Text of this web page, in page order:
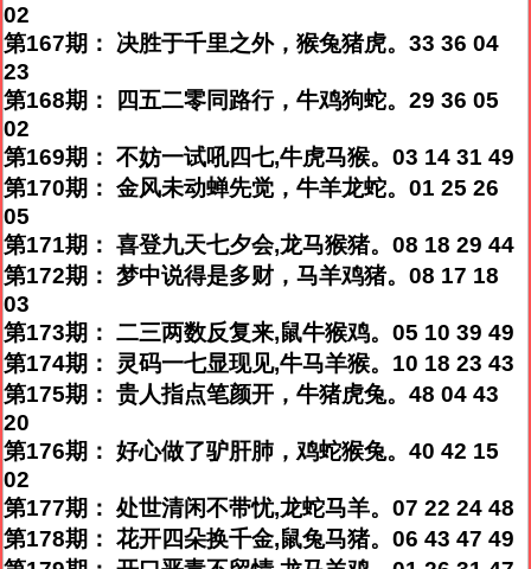
02
第167期： 决胜于千里之外，猴兔猪虎。33 36 04
23
第168期： 四五二零同路行，牛鸡狗蛇。29 36 05
02
第169期： 不妨一试吼四七,牛虎马猴。03 14 31 49
第170期： 金风未动蝉先觉，牛羊龙蛇。01 25 26
05
第171期： 喜登九天七夕会,龙马猴猪。08 18 29 44
第172期： 梦中说得是多财，马羊鸡猪。08 17 18
03
第173期： 二三两数反复来,鼠牛猴鸡。05 10 39 49
第174期： 灵码一七显现见,牛马羊猴。10 18 23 43
第175期： 贵人指点笔颜开，牛猪虎兔。48 04 43
20
第176期： 好心做了驴肝肺，鸡蛇猴兔。40 42 15
02
第177期： 处世清闲不带忧,龙蛇马羊。07 22 24 48
第178期： 花开四朵换千金,鼠兔马猪。06 43 47 49